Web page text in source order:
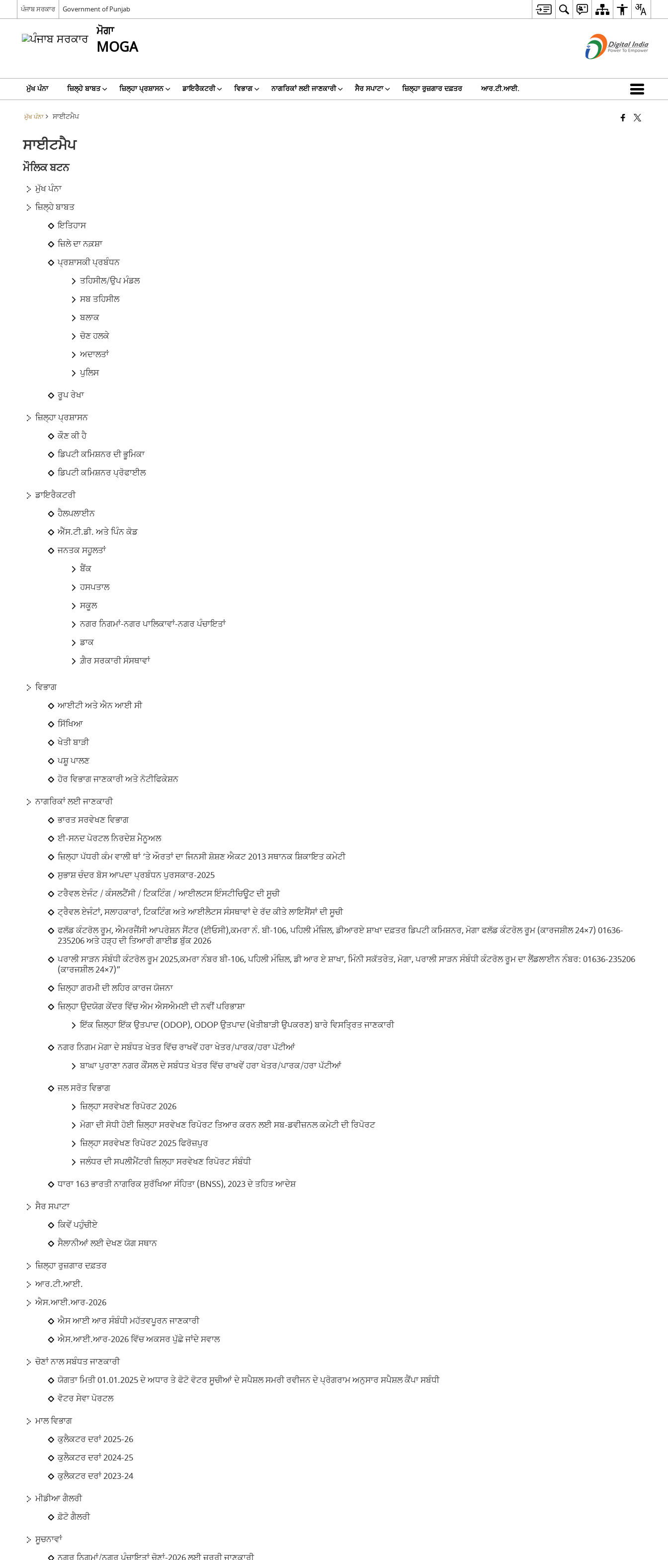
ਪੰਜਾਬ ਸਰਕਾਰ Government of Punjab
ਮੋਗਾ
MOGA
ਮੁੱਖ ਪੰਨਾ ਜ਼ਿਲ੍ਹੇ ਬਾਬਤ ਜ਼ਿਲ੍ਹਾ ਪ੍ਰਸ਼ਾਸਨ ਡਾਇਰੈਕਟਰੀ ਵਿਭਾਗ ਨਾਗਰਿਕਾਂ ਲਈ ਜਾਣਕਾਰੀ ਸੈਰ ਸਪਾਟਾ ਜ਼ਿਲ੍ਹਾ ਰੁਜ਼ਗਾਰ ਦਫ਼ਤਰ ਆਰ.ਟੀ.ਆਈ.
ਮੁੱਖ ਪੰਨਾ ਸਾਈਟਮੈਪ
ਸਾਈਟਮੈਪ
ਮੌਲਿਕ ਬਟਨ
ਮੁੱਖ ਪੰਨਾ
ਜ਼ਿਲ੍ਹੇ ਬਾਬਤ
ਇਤਿਹਾਸ
ਜ਼ਿਲੇ ਦਾ ਨਕ਼ਸ਼ਾ
ਪ੍ਰਸ਼ਾਸਕੀ ਪ੍ਰਬੰਧਨ
ਤਹਿਸੀਲ/ਉਪ ਮੰਡਲ
ਸਬ ਤਹਿਸੀਲ
ਬਲਾਕ
ਚੋਣ ਹਲਕੇ
ਅਦਾਲਤਾਂ
ਪੁਲਿਸ
ਰੂਪ ਰੇਖਾ
ਜ਼ਿਲ੍ਹਾ ਪ੍ਰਸ਼ਾਸਨ
ਕੌਣ ਕੀ ਹੈ
ਡਿਪਟੀ ਕਮਿਸ਼ਨਰ ਦੀ ਭੂਮਿਕਾ
ਡਿਪਟੀ ਕਮਿਸ਼ਨਰ ਪ੍ਰੋਫਾਈਲ
ਡਾਇਰੈਕਟਰੀ
ਹੈਲਪਲਾਈਨ
ਐੱਸ.ਟੀ.ਡੀ. ਅਤੇ ਪਿੰਨ ਕੋਡ
ਜਨਤਕ ਸਹੂਲਤਾਂ
ਬੈਂਕ
ਹਸਪਤਾਲ
ਸਕੂਲ
ਨਗਰ ਨਿਗਮਾਂ-ਨਗਰ ਪਾਲਿਕਾਵਾਂ-ਨਗਰ ਪੰਚਾਇਤਾਂ
ਡਾਕ
ਗ਼ੈਰ ਸਰਕਾਰੀ ਸੰਸਥਾਵਾਂ
ਵਿਭਾਗ
ਆਈਟੀ ਅਤੇ ਐਨ ਆਈ ਸੀ
ਸਿੱਖਿਆ
ਖੇਤੀ ਬਾੜੀ
ਪਸ਼ੂ ਪਾਲਣ
ਹੋਰ ਵਿਭਾਗ ਜਾਣਕਾਰੀ ਅਤੇ ਨੋਟੀਫਿਕੇਸ਼ਨ
ਨਾਗਰਿਕਾਂ ਲਈ ਜਾਣਕਾਰੀ
ਭਾਰਤ ਸਰਵੇਖਣ ਵਿਭਾਗ
ਈ-ਸਨਦ ਪੋਰਟਲ ਨਿਰਦੇਸ਼ ਮੈਨੂਅਲ
ਜ਼ਿਲ੍ਹਾ ਪੱਧਰੀ ਕੰਮ ਵਾਲੀ ਥਾਂ ‘ਤੇ ਔਰਤਾਂ ਦਾ ਜਿਨਸੀ ਸ਼ੋਸ਼ਣ ਐਕਟ 2013 ਸਥਾਨਕ ਸ਼ਿਕਾਇਤ ਕਮੇਟੀ
ਸੁਭਾਸ਼ ਚੰਦਰ ਬੋਸ ਆਪਦਾ ਪ੍ਰਬੰਧਨ ਪੁਰਸਕਾਰ-2025
ਟਰੈਵਲ ਏਜੰਟ / ਕੰਸਲਟੈਂਸੀ / ਟਿਕਟਿੰਗ / ਆਈਲਟਸ ਇੰਸਟੀਚਿਊਟ ਦੀ ਸੂਚੀ
ਟ੍ਰੈਵਲ ਏਜੰਟਾਂ, ਸਲਾਹਕਾਰਾਂ, ਟਿਕਟਿੰਗ ਅਤੇ ਆਈਲੈਟਸ ਸੰਸਥਾਵਾਂ ਦੇ ਰੱਦ ਕੀਤੇ ਲਾਇਸੈਂਸਾਂ ਦੀ ਸੂਚੀ
ਫਲੱਡ ਕੰਟਰੋਲ ਰੂਮ, ਐਮਰਜੈਂਸੀ ਆਪਰੇਸ਼ਨ ਸੈਂਟਰ (ਈਓਸੀ),ਕਮਰਾ ਨੰ. ਬੀ-106, ਪਹਿਲੀ ਮੰਜ਼ਿਲ, ਡੀਆਰਏ ਸ਼ਾਖਾ ਦਫ਼ਤਰ ਡਿਪਟੀ ਕਮਿਸ਼ਨਰ, ਮੋਗਾ ਫਲੱਡ ਕੰਟਰੋਲ ਰੂਮ (ਕਾਰਜਸ਼ੀਲ 24×7) 01636-
235206 ਅਤੇ ਹੜ੍ਹ ਦੀ ਤਿਆਰੀ ਗਾਈਡ ਬੁੱਕ 2026
ਪਰਾਲੀ ਸਾੜਨ ਸੰਬੰਧੀ ਕੰਟਰੋਲ ਰੂਮ 2025,ਕਮਰਾ ਨੰਬਰ ਬੀ-106, ਪਹਿਲੀ ਮੰਜ਼ਿਲ, ਡੀ ਆਰ ਏ ਸ਼ਾਖਾ, ਮਿੰਨੀ ਸਕੱਤਰੇਤ, ਮੋਗਾ, ਪਰਾਲੀ ਸਾੜਨ ਸੰਬੰਧੀ ਕੰਟਰੋਲ ਰੂਮ ਦਾ ਲੈਂਡਲਾਈਨ ਨੰਬਰ: 01636-235206
(ਕਾਰਜਸ਼ੀਲ 24×7)”
ਜ਼ਿਲ੍ਹਾ ਗਰਮੀ ਦੀ ਲਹਿਰ ਕਾਰਜ ਯੋਜਨਾ
ਜ਼ਿਲ੍ਹਾ ਉਦਯੋਗ ਕੇਂਦਰ ਵਿੱਚ ਐਮ ਐਸਐਮਈ ਦੀ ਨਵੀਂ ਪਰਿਭਾਸ਼ਾ
ਇੱਕ ਜ਼ਿਲ੍ਹਾ ਇੱਕ ਉਤਪਾਦ (ODOP), ODOP ਉਤਪਾਦ (ਖੇਤੀਬਾੜੀ ਉਪਕਰਣ) ਬਾਰੇ ਵਿਸਤ੍ਰਿਤ ਜਾਣਕਾਰੀ
ਨਗਰ ਨਿਗਮ ਮੋਗਾ ਦੇ ਸਬੰਧਤ ਖੇਤਰ ਵਿੱਚ ਰਾਖਵੇਂ ਹਰਾ ਖੇਤਰ/ਪਾਰਕ/ਹਰਾ ਪੱਟੀਆਂ
ਬਾਘਾ ਪੁਰਾਣਾ ਨਗਰ ਕੌਂਸਲ ਦੇ ਸਬੰਧਤ ਖੇਤਰ ਵਿੱਚ ਰਾਖਵੇਂ ਹਰਾ ਖੇਤਰ/ਪਾਰਕ/ਹਰਾ ਪੱਟੀਆਂ
ਜਲ ਸਰੋਤ ਵਿਭਾਗ
ਜ਼ਿਲ੍ਹਾ ਸਰਵੇਖਣ ਰਿਪੋਰਟ 2026
ਮੋਗਾ ਦੀ ਸੋਧੀ ਹੋਈ ਜ਼ਿਲ੍ਹਾ ਸਰਵੇਖਣ ਰਿਪੋਰਟ ਤਿਆਰ ਕਰਨ ਲਈ ਸਬ-ਡਵੀਜ਼ਨਲ ਕਮੇਟੀ ਦੀ ਰਿਪੋਰਟ
ਜ਼ਿਲ੍ਹਾ ਸਰਵੇਖਣ ਰਿਪੋਰਟ 2025 ਫਿਰੋਜ਼ਪੁਰ
ਜਲੰਧਰ ਦੀ ਸਪਲੀਮੈਂਟਰੀ ਜ਼ਿਲ੍ਹਾ ਸਰਵੇਖਣ ਰਿਪੋਰਟ ਸੰਬੰਧੀ
ਧਾਰਾ 163 ਭਾਰਤੀ ਨਾਗਰਿਕ ਸੁਰੱਖਿਆ ਸੰਹਿਤਾ (BNSS), 2023 ਦੇ ਤਹਿਤ ਆਦੇਸ਼
ਸੈਰ ਸਪਾਟਾ
ਕਿਵੇਂ ਪਹੁੰਚੀਏ
ਸੈਲਾਨੀਆਂ ਲਈ ਦੇਖਣ ਯੋਗ ਸਥਾਨ
ਜ਼ਿਲ੍ਹਾ ਰੁਜ਼ਗਾਰ ਦਫ਼ਤਰ
ਆਰ.ਟੀ.ਆਈ.
ਐਸ.ਆਈ.ਆਰ-2026
ਐਸ ਆਈ ਆਰ ਸੰਬੰਧੀ ਮਹੱਤਵਪੂਰਨ ਜਾਣਕਾਰੀ
ਐਸ.ਆਈ.ਆਰ-2026 ਵਿੱਚ ਅਕਸਰ ਪੁੱਛੇ ਜਾਂਦੇ ਸਵਾਲ
ਚੋਣਾਂ ਨਾਲ ਸਬੰਧਤ ਜਾਣਕਾਰੀ
ਯੋਗਤਾ ਮਿਤੀ 01.01.2025 ਦੇ ਅਧਾਰ ਤੇ ਫੋਟੋ ਵੋਟਰ ਸੂਚੀਆਂ ਦੇ ਸਪੈਸ਼ਲ ਸਮਰੀ ਰਵੀਜਨ ਦੇ ਪ੍ਰੋਗਰਾਮ ਅਨੁਸਾਰ ਸਪੈਸ਼ਲ ਕੈਂਪਾ ਸਬੰਧੀ
ਵੋਟਰ ਸੇਵਾ ਪੋਰਟਲ
ਮਾਲ ਵਿਭਾਗ
ਕੁਲੈਕਟਰ ਦਰਾਂ 2025-26
ਕੁਲੈਕਟਰ ਦਰਾਂ 2024-25
ਕੁਲੈਕਟਰ ਦਰਾਂ 2023-24
ਮੀਡੀਆ ਗੈਲਰੀ
ਫ਼ੋਟੋ ਗੈਲਰੀ
ਸੂਚਨਾਵਾਂ